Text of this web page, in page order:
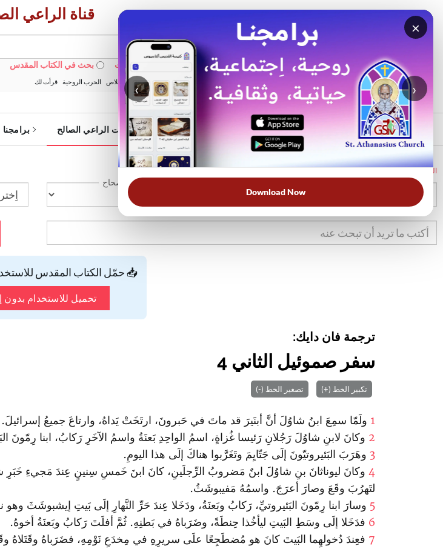
×
‹ ›
Download Now
قناة الراعي
بحث في الويبسايت بحث في الكتاب المقدس
الأكثر بحثًا: خبزنا اليومي الخلاص الحرب الروحية قرأت لك
الرئيسية خدمات الراعي الصالح برامجنا
الرئيسية
الإصحاح
📥 حمّل الكتاب المقدس
تحميل للاستخدام بدون
ترجمة فان دايك:
سفر صموئيل الثاني 4
تكبير الخط (+) تصغير الخط (-)
1 ولَمّا سمِعَ ابنُ شاوُلَ أنَّ أبنَيرَ قد ماتَ في حَبرونَ، ارتَخَتْ يَداهُ، وارتاعَ جميعُ إسرائيلَ.
2 وكانَ لابنِ شاوُلَ رَجُلانِ رَئيسا غُزاةٍ، اسمُ الواحِدِ بَعنَةُ واسمُ الآخَرِ رَكابُ، ابنا رِمّونَ
3 وهَرَبَ البَئيروتيّونَ إلَى جَتّايِمَ وتَغَرَّبوا هناكَ إلَى هذا اليومِ.
4 وكانَ ليوناثانَ بنِ شاوُلَ ابنٌ مَضروبُ الرِّجلَينِ، كانَ ابنَ خَمسِ سِنينٍ عِندَ مَجيءِ خَبَرِ
لتَهرُبَ وقَعَ وصارَ أعرَجَ. واسمُهُ مَفيبوشَثُ.
5 وسارَ ابنا رِمّونَ البَئيروتيِّ، رَكابُ وبَعنَةُ، ودَخَلا عِندَ حَرِّ النَّهارِ إلَى بَيتِ إيشبوشَثَ وهو
6 فدَخَلا إلَى وسَطِ البَيتِ ليأخُذا حِنطَةً، وضَرَباهُ في بَطنِهِ. ثُمَّ أفلَتَ رَكابُ وبَعنَةُ أخوهُ.
7 فعِندَ دُخولهِما البَيتَ كانَ هو مُضطَجِعًا علَى سريرِهِ في مِخدَعِ نَوْمِهِ، فضَرَباهُ وقَتَلاهُ